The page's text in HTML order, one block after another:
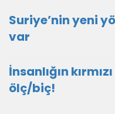
Suriye’nin yeni
var
İnsanlığın
ölç/biç!